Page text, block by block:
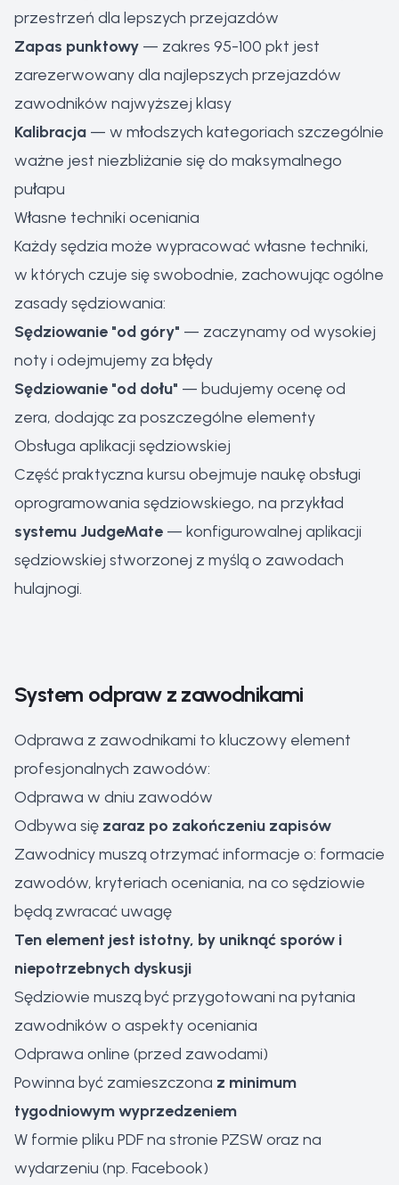
przestrzeń dla lepszych przejazdów
Zapas punktowy — zakres 95-100 pkt jest
zarezerwowany dla najlepszych przejazdów
zawodników najwyższej klasy
Kalibracja — w młodszych kategoriach szczególnie
ważne jest niezbliżanie się do maksymalnego
pułapu
Własne techniki oceniania
Każdy sędzia może wypracować własne techniki,
w których czuje się swobodnie, zachowując ogólne
zasady sędziowania:
Sędziowanie "od góry" — zaczynamy od wysokiej
noty i odejmujemy za błędy
Sędziowanie "od dołu" — budujemy ocenę od
zera, dodając za poszczególne elementy
Obsługa aplikacji sędziowskiej
Część praktyczna kursu obejmuje naukę obsługi
oprogramowania sędziowskiego, na przykład
systemu JudgeMate — konfigurowalnej aplikacji
sędziowskiej stworzonej z myślą o zawodach
hulajnogi.
System odpraw z zawodnikami
Odprawa z zawodnikami to kluczowy element
profesjonalnych zawodów:
Odprawa w dniu zawodów
Odbywa się zaraz po zakończeniu zapisów
Zawodnicy muszą otrzymać informacje o: formacie
zawodów, kryteriach oceniania, na co sędziowie
będą zwracać uwagę
Ten element jest istotny, by uniknąć sporów i
niepotrzebnych dyskusji
Sędziowie muszą być przygotowani na pytania
zawodników o aspekty oceniania
Odprawa online (przed zawodami)
Powinna być zamieszczona z minimum
tygodniowym wyprzedzeniem
W formie pliku PDF na stronie PZSW oraz na
wydarzeniu (np. Facebook)